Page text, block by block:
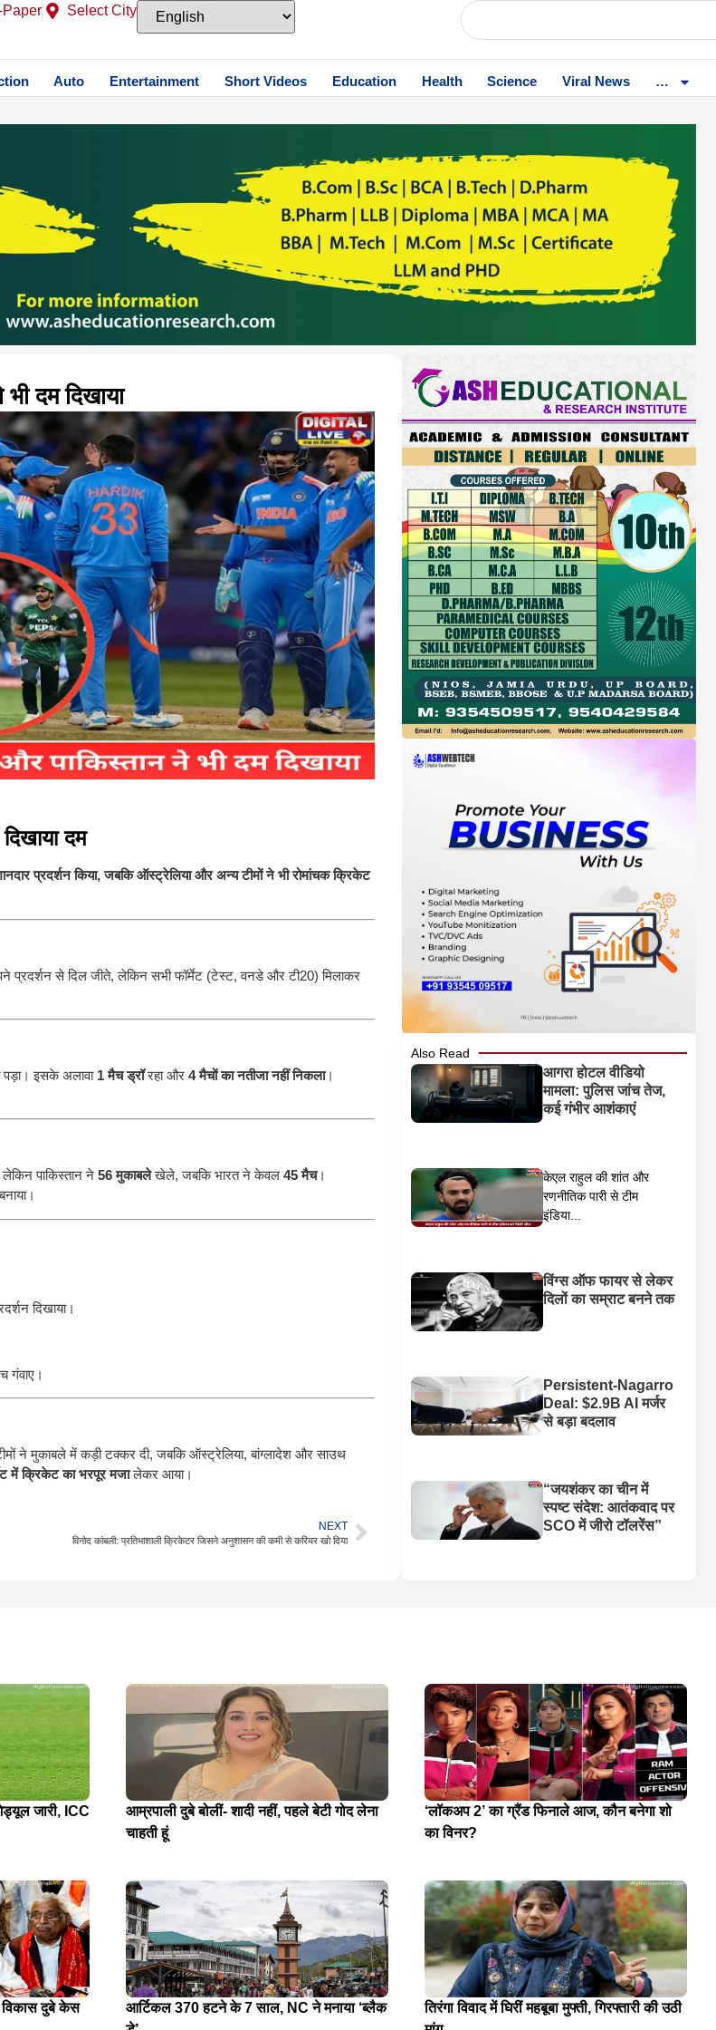
Paper Select City
Auto Entertainment Short Videos Education Health Science Viral News …
दम दिखाया
दम
प्रदर्शन किया, जबकि ऑस्ट्रेलिया और अन्य टीमों ने भी रोमांचक क्रिकेट
प्रदर्शन से दिल जीते, लेकिन सभी फॉर्मेट (टेस्ट, वनडे और टी20) मिलाकर
पड़ा। इसके अलावा 1 मैच ड्रॉरहा और 4 मैचों का नतीजा नहीं निकला।
पाकिस्तान ने 56 मुकाबलेखेले, जबकि भारत ने केवल 45 मैच।
दिखाया।
गंवाए।
ने मुकाबले में कड़ी टक्कर दी, जबकि ऑस्ट्रेलिया, बांग्लादेश और साउथ
में क्रिकेट का भरपूर मजालेकर आया।
NEXT
विनोद कांबली: प्रतिभाशाली क्रिकेटर जिसने अनुशासन की कमी से करियर खो दिया
Also Read
आगरा होटल वीडियो
मामला: पुलिस जांच तेज,
कई गंभीर आशंकाएं
केएल राहुल की शांत और
रणनीतिक पारी से टीम
इंडिया...
विंग्स ऑफ फायर से लेकर
दिलों का सम्राट बनने तक
Persistent-Nagarro
Deal: $2.9B AI मर्जर
से बड़ा बदलाव
“जयशंकर का चीन में
स्पष्ट संदेश: आतंकवाद पर
SCO में जीरो टॉलरेंस”
जारी, ICC
आम्रपाली दुबे बोलीं- शादी नहीं, पहले बेटी गोद लेना
चाहती हूं
‘लॉकअप 2’ का ग्रैंड फिनाले आज, कौन बनेगा शो
का विनर?
विकास दुबे केस
आर्टिकल 370 हटने के 7 साल, NC ने मनाया ‘ब्लैक
तिरंगा विवाद में घिरीं महबूबा मुफ्ती, गिरफ्तारी की उठी